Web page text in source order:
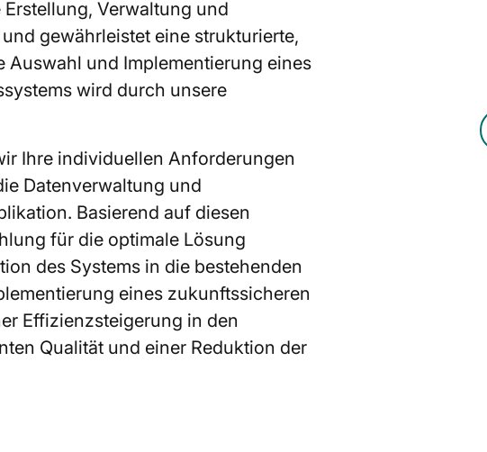
Verwaltung und
gewährleistet eine strukturierte,
Auswahl und Implementierung eines
wird durch unsere
Ihre individuellen Anforderungen
Datenverwaltung und
Basierend auf diesen
für die optimale Lösung
des Systems in die bestehenden
eines zukunftssicheren
Effizienzsteigerung in den
Qualität und einer Reduktion der